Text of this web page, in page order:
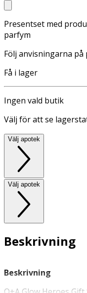
Presentset med
parfym
Följ anvisningarna
Få i lager
Ingen vald butik
Välj för att se
Välj apotek
Välj apotek
Beskrivning
Beskrivning